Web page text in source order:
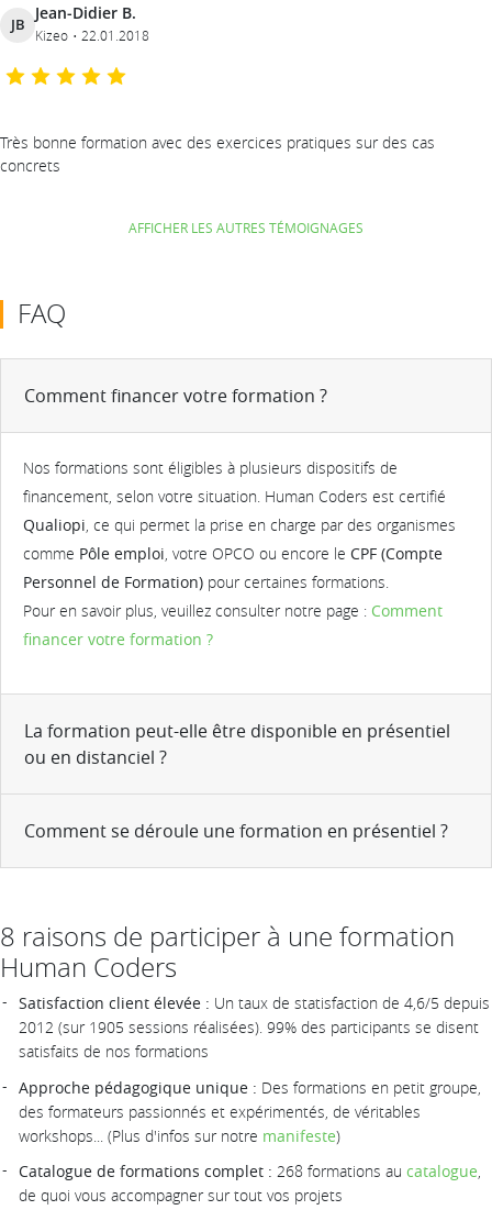
JB
Jean-Didier B.
Kizeo 22.01.2018
Très bonne formation avec des exercices pratiques sur des cas
concrets
AFFICHER LES AUTRES TÉMOIGNAGES
FAQ
Comment financer votre formation ?
Nos formations sont éligibles à plusieurs dispositifs de
financement, selon votre situation. Human Coders est certifié
Qualiopi, ce qui permet la prise en charge par des organismes
comme Pôle emploi, votre OPCO ou encore le CPF (Compte
Personnel de Formation) pour certaines formations.
Pour en savoir plus, veuillez consulter notre page : Comment
financer votre formation ?
La formation peut-elle être disponible en présentiel
ou en distanciel ?
Comment se déroule une formation en présentiel ?
8 raisons de participer à une formation
Human Coders
Satisfaction client élevée : Un taux de statisfaction de 4,6/5 depuis
2012 (sur 1905 sessions réalisées). 99% des participants se disent
satisfaits de nos formations
Approche pédagogique unique : Des formations en petit groupe,
des formateurs passionnés et expérimentés, de véritables
workshops... (Plus d'infos sur notre manifeste)
Catalogue de formations complet : 268 formations au catalogue,
de quoi vous accompagner sur tout vos projets